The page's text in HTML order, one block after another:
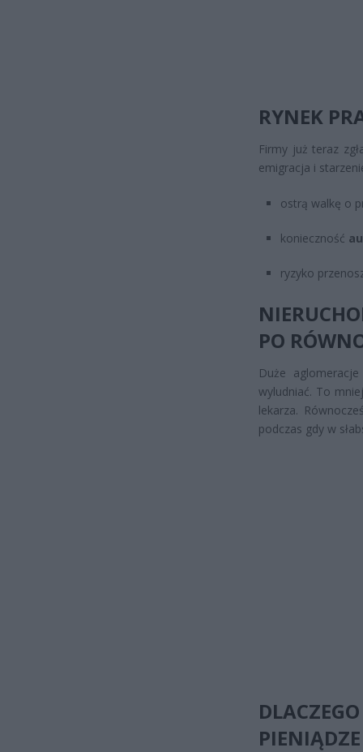
RYNEK
Firmy już teraz
emigracja i
ostrą walkę o
konieczność
ryzyko
PO
Duże
wyludniać. To
lekarza.
podczas gdy w
PIENIĄDZE